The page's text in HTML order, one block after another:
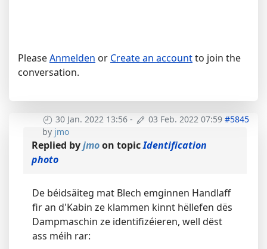
PleaseAnmelden or Create an accountto join the
conversation.
30 Jan. 2022 13:56 - 03 Feb. 2022 07:59 #5845
by jmo
Replied byjmoon topicIdentification
photo
De béidsäiteg mat Blech emginnen Handlaff
fir an d'Kabin ze klammen kinnt hëllefen dës
Dampmaschin ze identifizéieren, well dëst
ass méih rar: